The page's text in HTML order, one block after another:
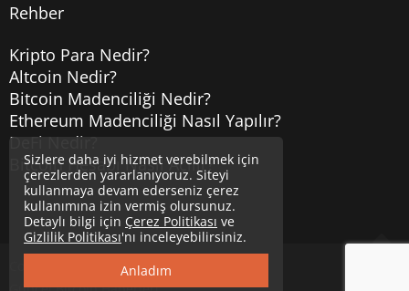
Rehber
Kripto Para Nedir?
Altcoin Nedir?
Bitcoin Madenciliği Nedir?
Ethereum Madenciliği Nasıl Yapılır?
DeFi Nedir?
Bitcoin Hesabı Nasıl Açılır?
Uzmancoin
Sizlere daha iyi hizmet verebilmek için
çerezlerden yararlanıyoruz. Siteyi
kullanmaya devam ederseniz çerez
kullanımına izin vermiş olursunuz.
Detaylı bilgi için Çerez Politikası ve
Gizlilik Politikası'nı inceleyebilirsiniz.
Anladım